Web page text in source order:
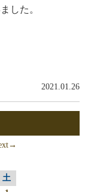
した。
2021.01.26
土